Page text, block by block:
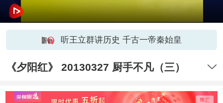
听王立群讲历史 千古一帝秦始皇
《夕阳红》 20130327 厨手不凡（三）